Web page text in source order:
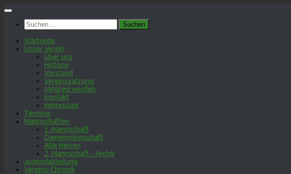
Zum
springenSuchen
nach:
Startseite
Unser Verein
Über uns
Historie
Vorstand
Vereinssatzung
Mitglied werden
Kontakt
Impressum
Termine
Mannschaften
1. Mannschaft
Damenmannschaft
Alte Herren
2. Mannschaft – Archiv
Jugendabteilung
Vereins-Chronik